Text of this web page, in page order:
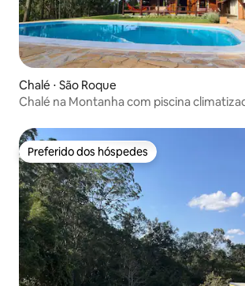
Chalé ⋅ São Roque
Chalé na Montanha com piscina
Preferido dos hóspedes
Preferido dos hóspedes